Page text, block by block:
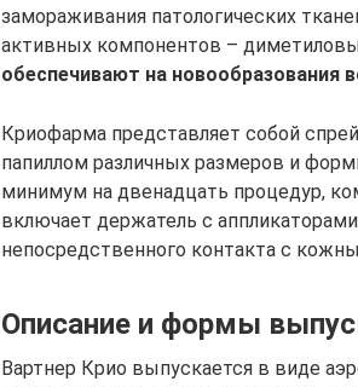
замораживания патологических
активных компонентов –
обеспечивают на новообразования
Криофарма представляет собой
папиллом различных размеров и
минимум на двенадцать процедур,
включает держатель с
непосредственного контакта с
Описание и формы
Вартнер Крио выпускается в виде